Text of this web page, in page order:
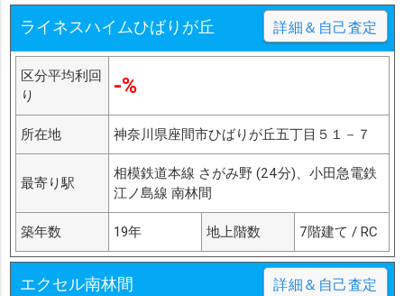
ライネスハイムひばりが丘 詳細＆自己査定
区分平均利回
り
-%
所在地 神奈川県座間市ひばりが丘五丁目５１－７
最寄り駅
相模鉄道本線 さがみ野 (24分)、小田急電鉄
江ノ島線 南林間
築年数 19年 地上階数 7階建て / RC
エクセル南林間 詳細＆自己査定